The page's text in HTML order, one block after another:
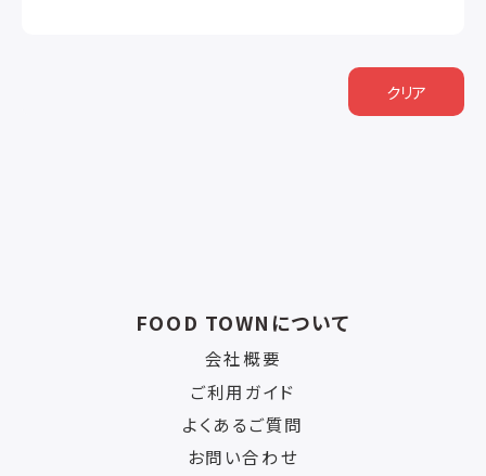
クリア
FOOD TOWNについて
会社概要
ご利用ガイド
よくあるご質問
お問い合わせ